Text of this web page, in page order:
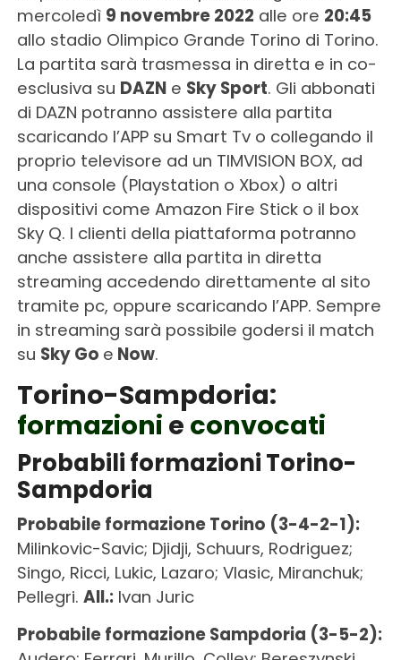
mercoledì 9 novembre 2022 alle ore 20:45
allo stadio Olimpico Grande Torino di Torino.
La partita sarà trasmessa in diretta e in co-
esclusiva su DAZNe Sky Sport. Gli abbonati
di DAZN potranno assistere alla partita
scaricando l’APP su Smart Tv o collegando il
proprio televisore ad un TIMVISION BOX, ad
una console (Playstation o Xbox) o altri
dispositivi come Amazon Fire Stick o il box
Sky Q. I clienti della piattaforma potranno
anche assistere alla partita in diretta
streaming accedendo direttamente al sito
tramite pc, oppure scaricando l’APP. Sempre
in streaming sarà possibile godersi il match
su Sky Go e Now.
Torino-Sampdoria:
formazioni e convocati
Probabili formazioni Torino-
Sampdoria
Probabile formazione Torino (3-4-2-1):
Milinkovic-Savic; Djidji, Schuurs, Rodriguez;
Singo, Ricci, Lukic, Lazaro; Vlasic, Miranchuk;
Pellegri. All.:Ivan Juric
Probabile formazione Sampdoria (3-5-2):